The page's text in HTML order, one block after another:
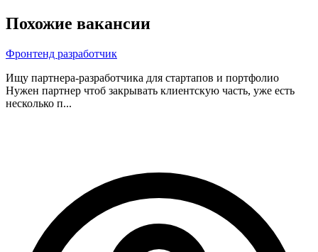
Похожие вакансии
Фронтенд разработчик
Ищу партнера-разработчика для стартапов и портфолио
Нужен партнер чтоб закрывать клиентскую часть, уже есть
несколько п...